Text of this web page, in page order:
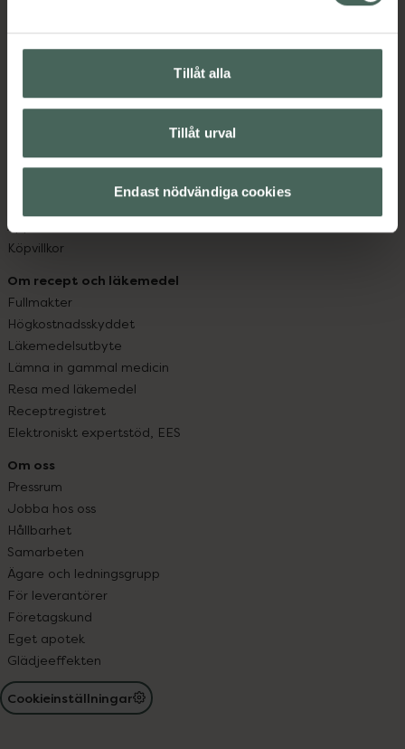
Tillåt alla
Tillåt urval
Endast nödvändiga cookies
Kundservice
Vanliga frågor
Leverans, betalning och retur
App
Köpvillkor
Om recept och läkemedel
Fullmakter
Högkostnadsskyddet
Läkemedelsutbyte
Lämna in gammal medicin
Resa med läkemedel
Receptregistret
Elektroniskt expertstöd, EES
Om oss
Pressrum
Jobba hos oss
Hållbarhet
Samarbeten
Ägare och ledningsgrupp
För leverantörer
Företagskund
Eget apotek
Glädjeeffekten
Cookieinställningar